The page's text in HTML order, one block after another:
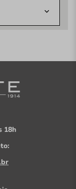
18h